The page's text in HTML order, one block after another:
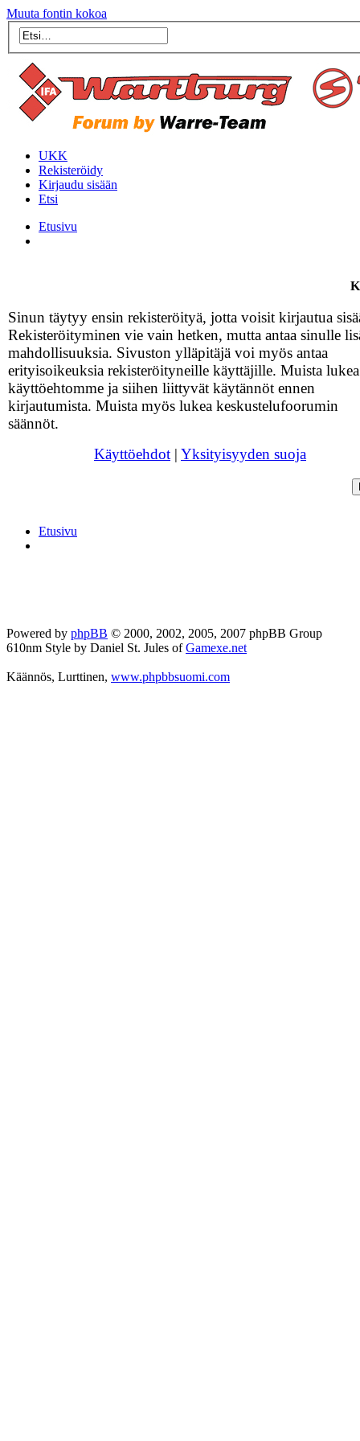
Muuta fontin kokoa
UKK
Rekisteröidy
Kirjaudu sisään
Etsi
Etusivu
Sinun täytyy ensin rekisteröityä, jotta voisit kirjautua
Rekisteröityminen vie vain hetken, mutta antaa sinulle
mahdollisuuksia. Sivuston ylläpitäjä voi myös antaa
erityisoikeuksia rekisteröityneille käyttäjille. Muista lukea
käyttöehtomme ja siihen liittyvät käytännöt ennen
kirjautumista. Muista myös lukea keskustelufoorumin
säännöt.
Käyttöehdot | Yksityisyyden suoja
Etusivu
Powered by phpBB © 2000, 2002, 2005, 2007 phpBB Group
610nm Style by Daniel St. Jules ofGamexe.net
Käännös, Lurttinen, www.phpbbsuomi.com